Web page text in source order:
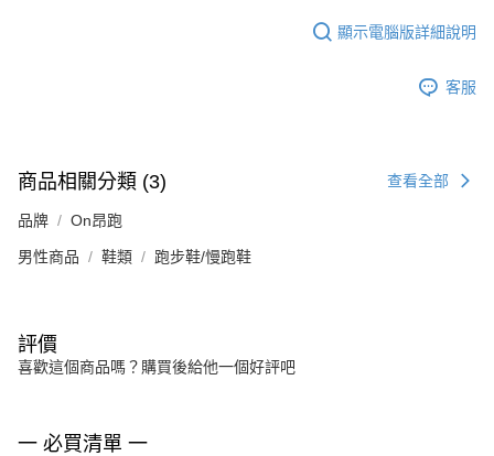
顯示電腦版詳細說明
客服
商品相關分類 (3) 查看全部
品牌 On昂跑
男性商品 鞋類 跑步鞋/慢跑鞋
評價
喜歡這個商品嗎？購買後給他一個好評吧
一 必買清單 一